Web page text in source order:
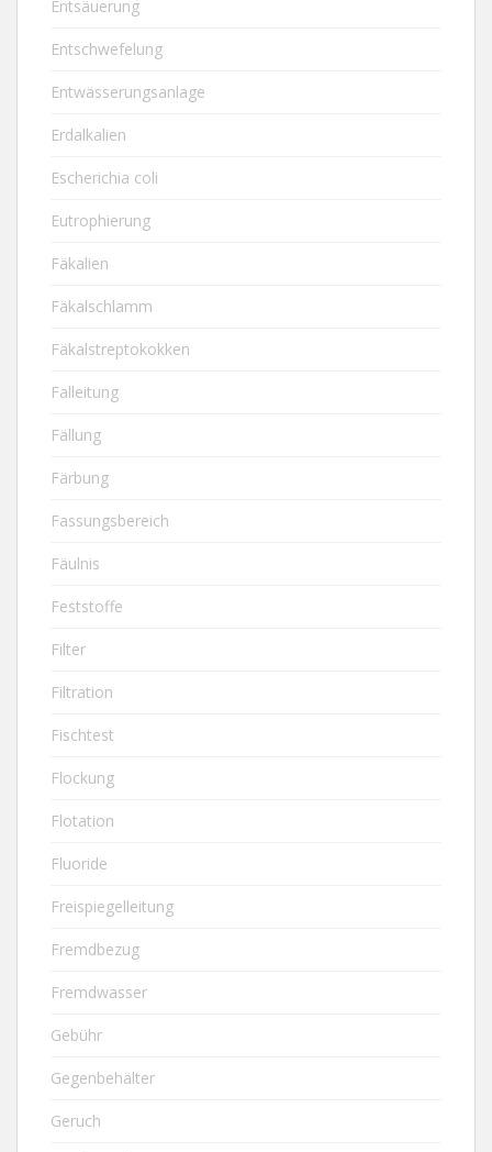
Entsäuerung
Entschwefelung
Entwässerungsanlage
Erdalkalien
Escherichia coli
Eutrophierung
Fäkalien
Fäkalschlamm
Fäkalstreptokokken
Falleitung
Fällung
Färbung
Fassungsbereich
Fäulnis
Feststoffe
Filter
Filtration
Fischtest
Flockung
Flotation
Fluoride
Freispiegelleitung
Fremdbezug
Fremdwasser
Gebühr
Gegenbehälter
Geruch